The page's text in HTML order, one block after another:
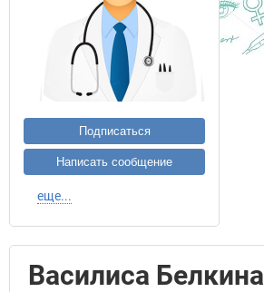
Подписаться
Написать сообщение
еще...
Василиса Белкина